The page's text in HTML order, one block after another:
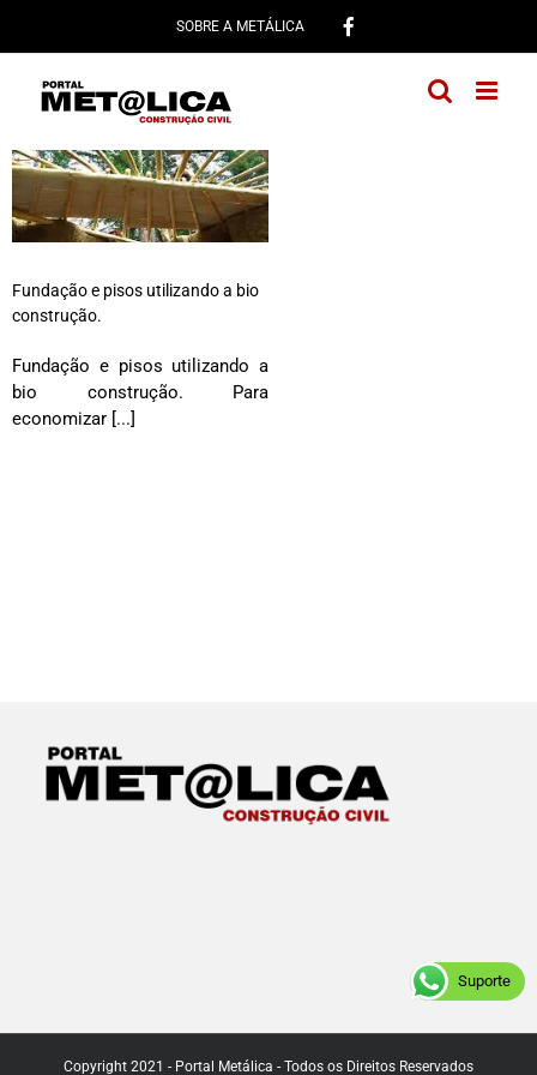
conteúdo
SOBRE A METÁLICA
Fundação e pisos utilizando a bio
construção.
Fundação e pisos utilizando a
bio construção. Para
economizar [...]
Copyright 2021 - Portal Metálica - Todos os Direitos Reservados
Suporte